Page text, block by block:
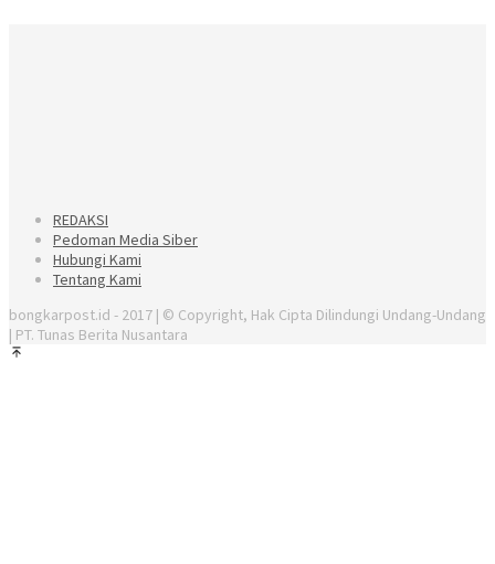
REDAKSI
Pedoman Media Siber
Hubungi Kami
Tentang Kami
bongkarpost.id - 2017 | © Copyright, Hak Cipta Dilindungi Undang-Undang
| PT. Tunas Berita Nusantara